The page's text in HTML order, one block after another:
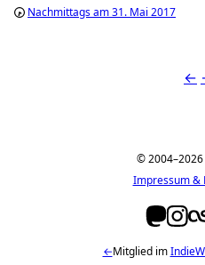
Nachmittags am 31. Mai 2017
←
©
Impressum &
←Mitglied im